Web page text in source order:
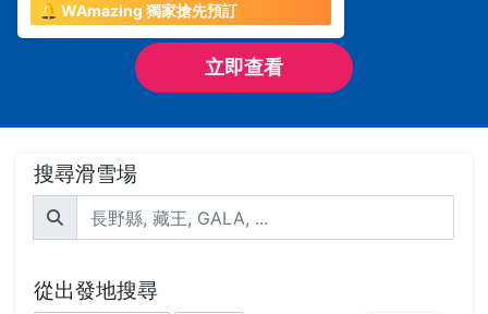
🔔 WAmazing 獨家搶先預訂
立即查看
搜尋滑雪場
從出發地搜尋